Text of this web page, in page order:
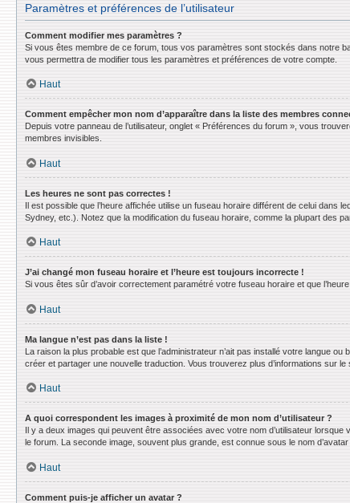
Paramètres et préférences de l’utilisateur
Comment modifier mes paramètres ?
Si vous êtes membre de ce forum, tous vos paramètres sont stockés dans notre
vous permettra de modifier tous les paramètres et préférences de votre compte.
Haut
Comment empêcher mon nom d’apparaître dans la liste des membres
Depuis votre panneau de l’utilisateur, onglet « Préférences du forum », vous
membres invisibles.
Haut
Les heures ne sont pas correctes !
Il est possible que l’heure affichée utilise un fuseau horaire différent de celui dans
Sydney, etc.). Notez que la modification du fuseau horaire, comme la plupart des
Haut
J’ai changé mon fuseau horaire et l’heure est toujours incorrecte !
Si vous êtes sûr d’avoir correctement paramétré votre fuseau horaire et que
Haut
Ma langue n’est pas dans la liste !
La raison la plus probable est que l’administrateur n’ait pas installé votre langue
créer et partager une nouvelle traduction. Vous trouverez plus d’informations sur le
Haut
A quoi correspondent les images à proximité de mon nom d’utilisateur ?
Il y a deux images qui peuvent être associées avec votre nom d’utilisateur
le forum. La seconde image, souvent plus grande, est connue sous le nom
Haut
Comment puis-je afficher un avatar ?